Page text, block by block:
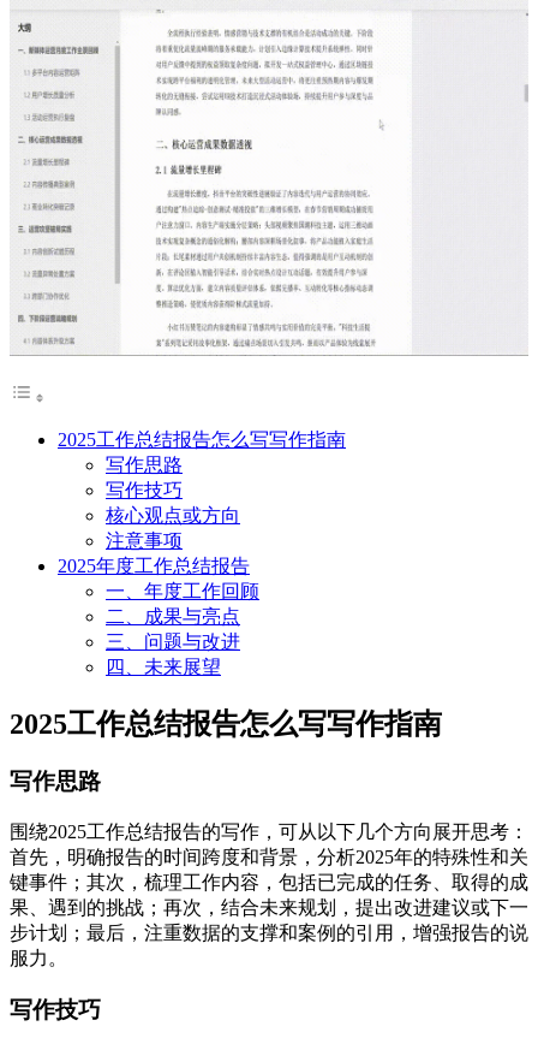
2025工作总结报告怎么写写作指南
写作思路
写作技巧
核心观点或方向
注意事项
2025年度工作总结报告
一、年度工作回顾
二、成果与亮点
三、问题与改进
四、未来展望
2025工作总结报告怎么写写作指南
写作思路
围绕2025工作总结报告的写作，可从以下几个方向展开思考：
首先，明确报告的时间跨度和背景，分析2025年的特殊性和关
键事件；其次，梳理工作内容，包括已完成的任务、取得的成
果、遇到的挑战；再次，结合未来规划，提出改进建议或下一
步计划；最后，注重数据的支撑和案例的引用，增强报告的说
服力。
写作技巧